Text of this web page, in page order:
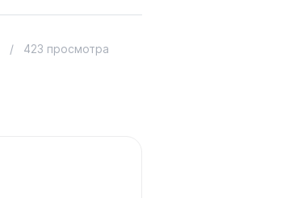
/
423 просмотра